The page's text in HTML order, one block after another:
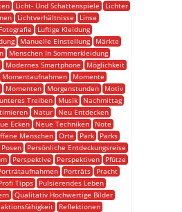
Licht- Und Schattenspiele
Lichter
Lichtverhältnisse
Linse
Luftige Kleidung
Manuelle Einstellung
Märkte
Menschen In Sommerkleidung
Modernes Smartphone
Möglichkeit
Momentaufnahmen
Momente
Momenten Morgenstunden
Motiv
Treiben Musik
Nachmittag
Natur
Neu Entdecken
Ecken Neue Techniken
Note
Menschen Orte Park
Parks
Persönliche Entdeckungsreise
Perspektive Perspektiven
Pfütze
Porträts
Pracht
Tipps
Pulsierendes Leben
Qualitativ Hochwertige Bilder
Reflektionen